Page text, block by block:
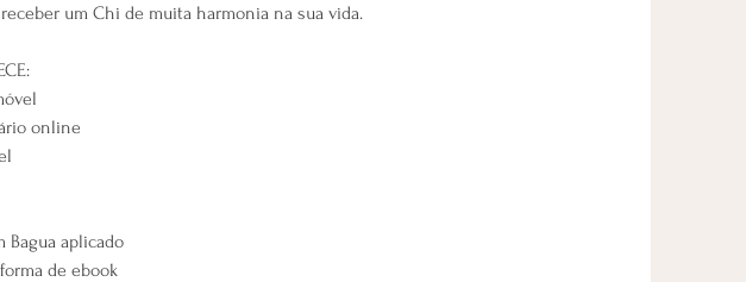
um Chi de muita harmonia na sua vida.
online
Bagua aplicado
de ebook